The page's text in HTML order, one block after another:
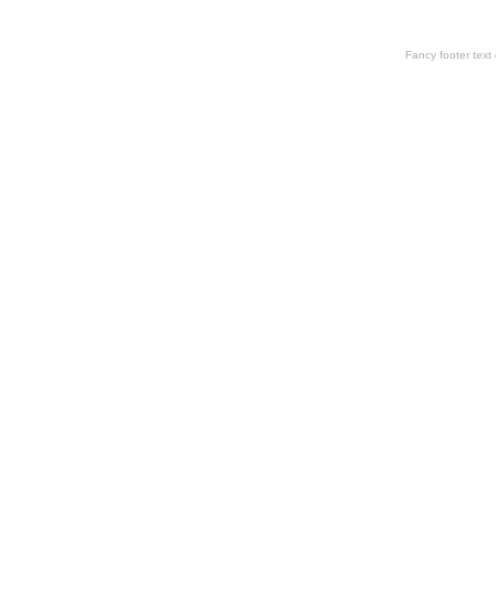
Fancy footer